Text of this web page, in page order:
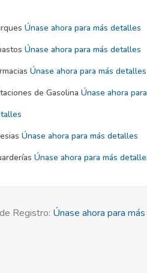
Únase ahora para más detalles
Únase ahora para más detalles
Únase ahora para más detalles
de Gasolina Únase ahora
Únase ahora para más detalles
Únase ahora para más
Registro: Únase ahora para